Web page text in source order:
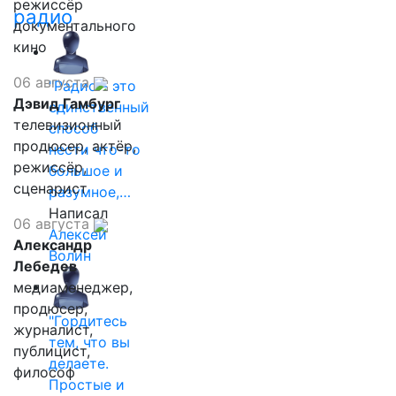
радио
"Радио - это
единственный
способ
нести что-то
большое и
разумное,…
Написал
Алексей
Волин
"Гордитесь
тем, что вы
делаете.
Простые и
режиссёр
документального
кино
06 августа
Дэвид Гамбург
телевизионный
продюсер, актёр,
режиссёр,
сценарист
06 августа
Александр
Лебедев
медиаменеджер,
продюсер,
журналист,
публицист,
философ